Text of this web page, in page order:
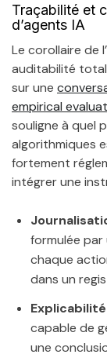
Traçabilité et
d’agents IA
Le corollaire de
auditabilité
sur une
empirical
souligne à quel
algorithmiques
fortement
intégrer une
formulée
chaque
dans un
capable de
une